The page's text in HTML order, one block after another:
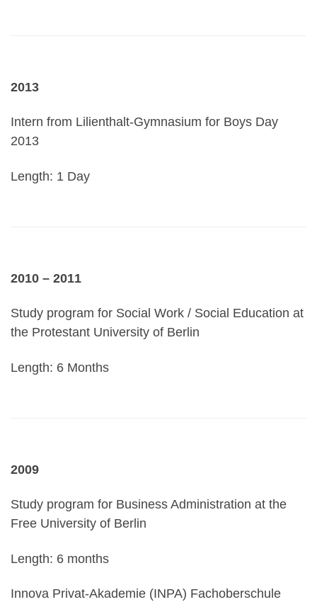
2013
Intern from Lilienthalt-Gymnasium for Boys Day
2013
Length: 1 Day
2010 – 2011
Study program for Social Work / Social Education at
the Protestant University of Berlin
Length: 6 Months
2009
Study program for Business Administration at the
Free University of Berlin
Length: 6 months
Innova Privat-Akademie (INPA) Fachoberschule